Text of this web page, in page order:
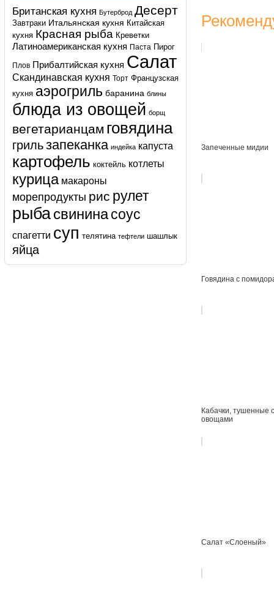
Британская кухня Бутерброд Десерт
Завтраки Итальянская кухня Китайская
кухня Красная рыба Креветки
Латиноамериканская кухня Паста Пирог
Плов Прибалтийская кухня Салат
Скандинавская кухня Торт Французская
кухня аэрогриль баранина блины
блюда из овощей борщ
вегетарианцам говядина
грильзапеканка индейка капуста
картофель коктейль котлеты
курица макароны
морепродукты рис рулет
рыбасвининасоус
спагетти суп телятина тефтели шашлык
яйца
Запеченные мидии
Говядина с
Кабачки, тушенные с
овощами
Салат «Слоеный»